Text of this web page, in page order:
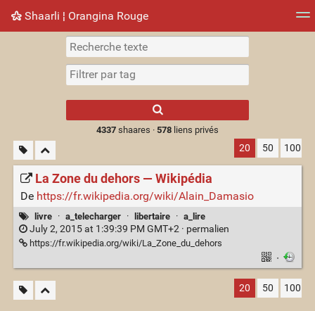
Shaarli ¦ Orangina Rouge
Nuage de tags Mur d'images
results.
4337shaares · 578liens privés
20 50 100
La Zone du dehors — Wikipédia
De https://fr.wikipedia.org/wiki/Alain_Damasio
livre · a_telecharger · libertaire · a_lire
July 2, 2015 at 1:39:39 PM GMT+2 · permalien
https://fr.wikipedia.org/wiki/La_Zone_du_dehors
·
20 50 100